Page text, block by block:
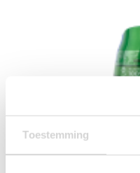
Toestemming